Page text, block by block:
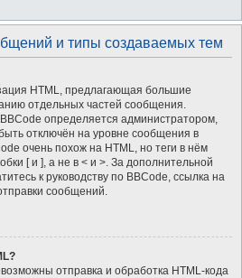
и типы создаваемых тем
HTML, предлагающая большие
отдельных частей сообщения.
определяется администратором,
отключён на уровне сообщения в
очень похож на HTML, но теги в нём
[ и ], а не в < и >. За дополнительной
к руководству по BBCode, ссылка на
сообщений.
отправка и обработка HTML-кода